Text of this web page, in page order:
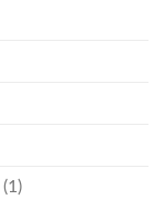
(1)